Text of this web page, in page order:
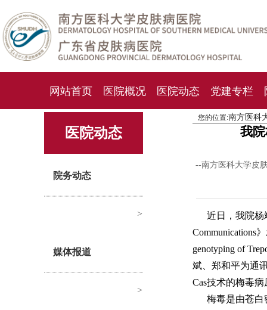
网站首页 医院概况 医院动态 党建专栏
化妆品检测中心 就诊指南 人才
医院动态
院务动态
>
媒体报道
>
您的位置:南方医科
我
--南方医科大学皮
近日，我院杨
Communications
genotyping of
斌、郑和平为通
Cas技术的梅毒
梅毒是由苍白